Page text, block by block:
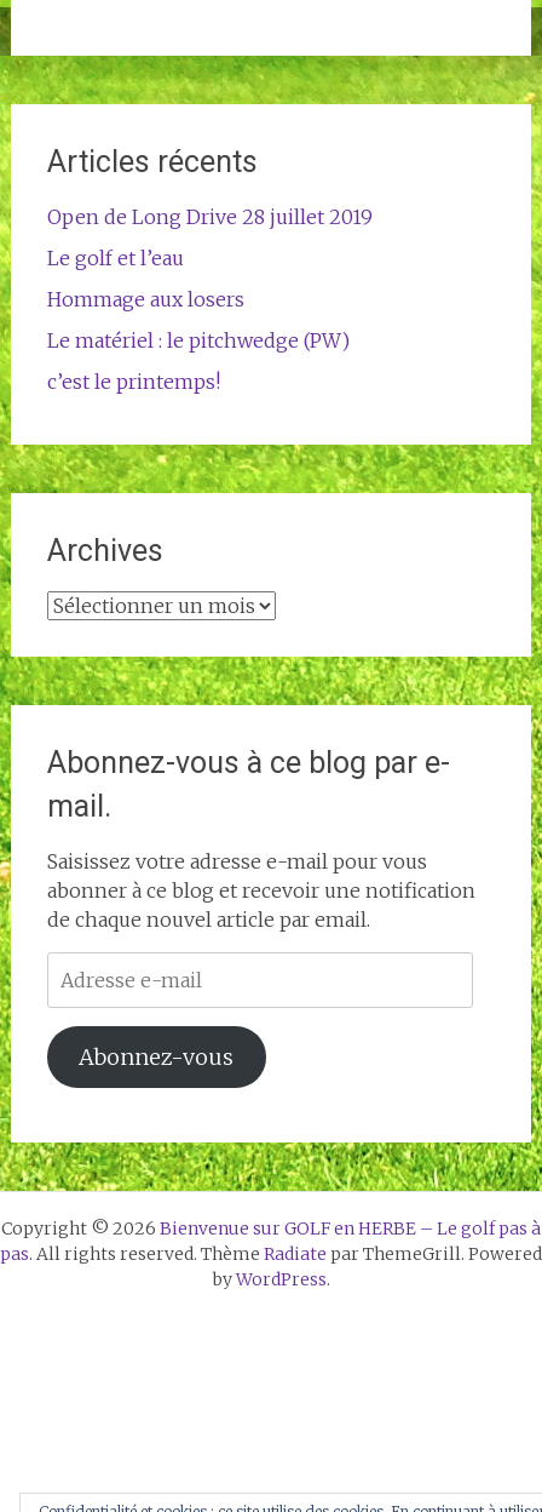
Articles récents
Open de Long Drive 28 juillet 2019
Le golf et l’eau
Hommage aux losers
Le matériel : le pitchwedge (PW)
c’est le printemps!
Archives
Archives
Abonnez-vous à ce blog par e-
mail.
Saisissez votre adresse e-mail pour vous
abonner à ce blog et recevoir une notification
de chaque nouvel article par email.
Adresse
e-
mail
Abonnez-vous
Copyright © 2026 Bienvenue sur GOLF en HERBE – Le golf pas à
pas. All rights reserved. Thème Radiate par ThemeGrill. Powered
byWordPress.